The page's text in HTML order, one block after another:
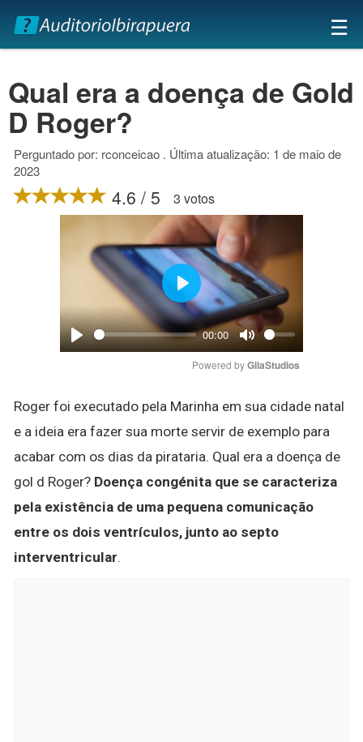
×
☰
Qual era a doença de Gold
D Roger?
Perguntado por: rconceicao . Última atualização: 1 de maio de
2023
4.6 / 5 3 votos
Play
00:00
Mute
Play
Powered by GliaStudios
Roger foi executado pela Marinha em sua cidade natal
e a ideia era fazer sua morte servir de exemplo para
acabar com os dias da pirataria. Qual era a doença de
gol d Roger? Doença congénita que se caracteriza
pela existência de uma pequena comunicação
entre os dois ventrículos, junto ao septo
interventricular.